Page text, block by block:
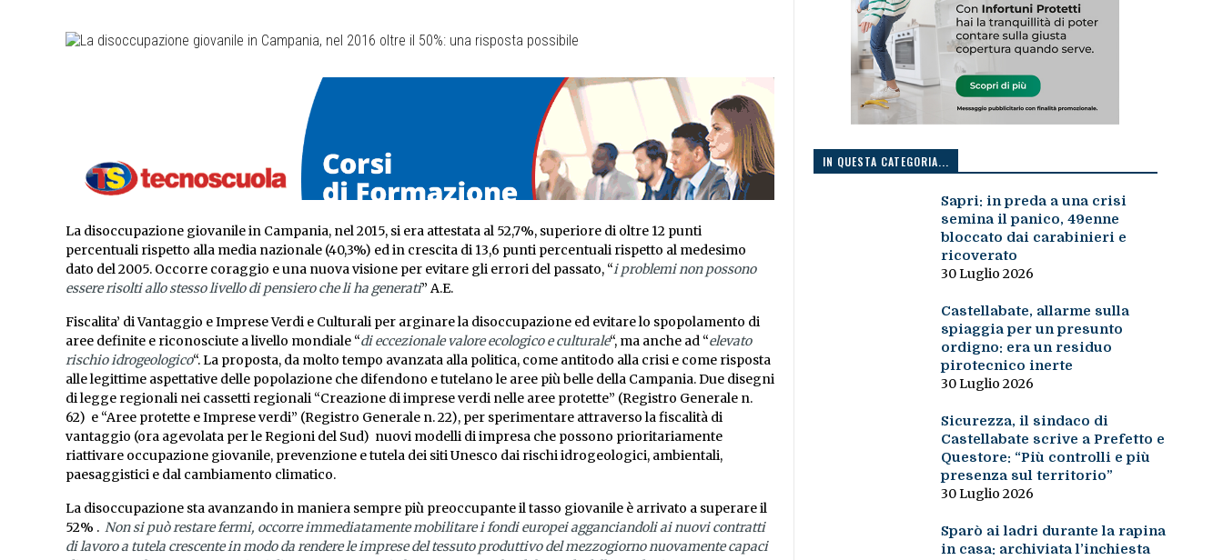
La disoccupazione giovanile in Campania, nel 2015, si era attestata al 52,7%, superiore di oltre 12 punti
percentuali rispetto alla media nazionale (40,3%) ed in crescita di 13,6 punti percentuali rispetto al medesimo
dato del 2005. Occorre coraggio e una nuova visione per evitare gli errori del passato, “i problemi non possono
essere risolti allo stesso livello di pensiero che li ha generati” A.E.
Fiscalita’ di Vantaggio e Imprese Verdi e Culturali per arginare la disoccupazione ed evitare lo spopolamento di
aree definite e riconosciute a livello mondiale “di eccezionale valore ecologico e culturale“, ma anche ad “elevato
rischio idrogeologico“. La proposta, da molto tempo avanzata alla politica, come antitodo alla crisi e come risposta
alle legittime aspettative delle popolazione che difendono e tutelano le aree più belle della Campania. Due disegni
di legge regionali nei cassetti regionali “Creazione di imprese verdi nelle aree protette” (Registro Generale n.
62) e “Aree protette e Imprese verdi” (Registro Generale n. 22), per sperimentare attraverso la fiscalità di
vantaggio (ora agevolata per le Regioni del Sud) nuovi modelli di impresa che possono prioritariamente
riattivare occupazione giovanile, prevenzione e tutela dei siti Unesco dai rischi idrogeologici, ambientali,
paesaggistici e dal cambiamento climatico.
La disoccupazione sta avanzando in maniera sempre più preoccupante il tasso giovanile è arrivato a superare il
52% . Non si può restare fermi, occorre immediatamente mobilitare i fondi europei agganciandoli ai nuovi contratti
di lavoro a tutela crescente in modo da rendere le imprese del tessuto produttivo del mezzogiorno nuovamente capaci
IN QUESTA CATEGORIA...
Sapri: in preda a una crisi
semina il panico, 49enne
bloccato dai carabinieri e
ricoverato
30 Luglio 2026
Castellabate, allarme sulla
spiaggia per un presunto
ordigno: era un residuo
pirotecnico inerte
30 Luglio 2026
Sicurezza, il sindaco di
Castellabate scrive a Prefetto e
Questore: “Più controlli e più
presenza sul territorio”
30 Luglio 2026
Sparò ai ladri durante la rapina
in casa: archiviata l’inchiesta